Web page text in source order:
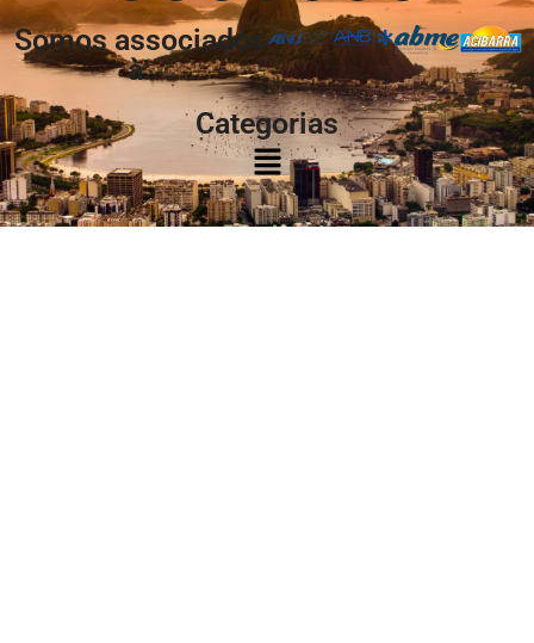
Somos associados
à:
Categorias